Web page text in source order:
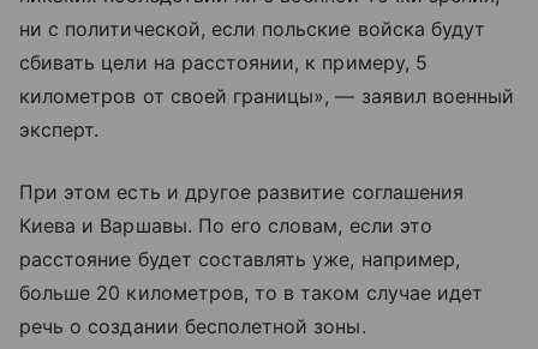
ни с политической, если польские войска будут
сбивать цели на расстоянии, к примеру, 5
километров от своей границы», — заявил военный
эксперт.
При этом есть и другое развитие соглашения
Киева и Варшавы. По его словам, если это
расстояние будет составлять уже, например,
больше 20 километров, то в таком случае идет
речь о создании бесполетной зоны.